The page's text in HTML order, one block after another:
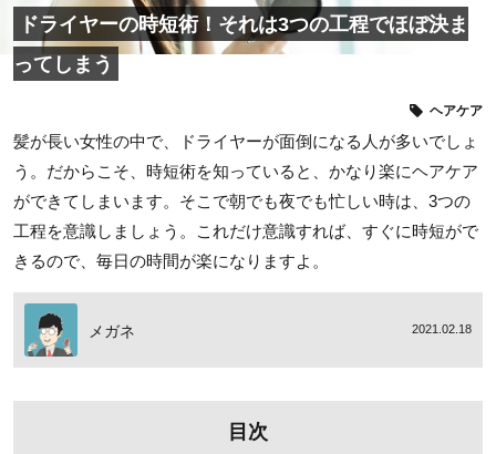
ドライヤーの時短術！それは3つの工程でほぼ決ま
ってしまう
ヘアケア
髪が長い女性の中で、ドライヤーが面倒になる人が多いでしょ
う。だからこそ、時短術を知っていると、かなり楽にヘアケア
ができてしまいます。そこで朝でも夜でも忙しい時は、3つの
工程を意識しましょう。これだけ意識すれば、すぐに時短がで
きるので、毎日の時間が楽になりますよ。
メガネ 2021.02.18
目次